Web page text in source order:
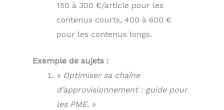
150 à 300 €/article pour les
contenus courts, 400 à 600 €
pour les contenus longs.
Exemple de sujets :
« Optimiser sa chaîne
d’approvisionnement : guide pour
les PME. »